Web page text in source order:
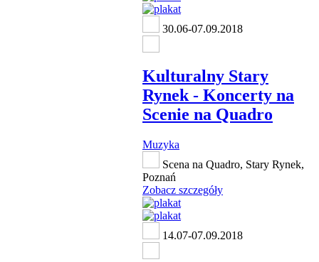
30.06-07.09.2018
Kulturalny Stary
Rynek - Koncerty na
Scenie na Quadro
Muzyka
Scena na Quadro, Stary Rynek,
Poznań
Zobacz szczegóły
14.07-07.09.2018